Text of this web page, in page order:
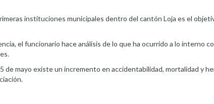
instituciones municipales dentro del cantón Loja es el
el funcionario hace análisis de lo que ha ocurrido a lo interno
mayo existe un incremento en accidentabilidad, mortalidad y